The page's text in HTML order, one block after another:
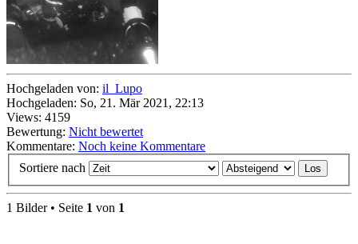
Hochgeladen von: il_Lupo
Hochgeladen: So, 21. Mär 2021, 22:13
Views: 4159
Bewertung: Nicht bewertet
Kommentare: Noch keine Kommentare
Sortiere nach
1 Bilder • Seite 1 von 1